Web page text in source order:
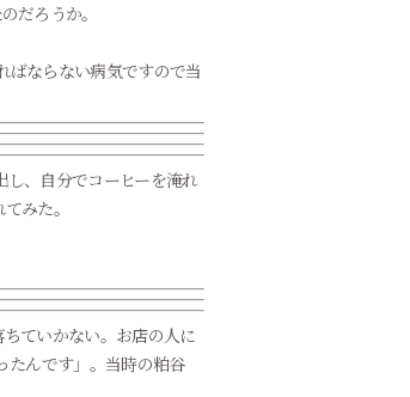
だろうか。
ばならない病気ですので当
、自分でコーヒーを淹れ
みた。
ていかない。お店の人に
たんです」。当時の粕谷